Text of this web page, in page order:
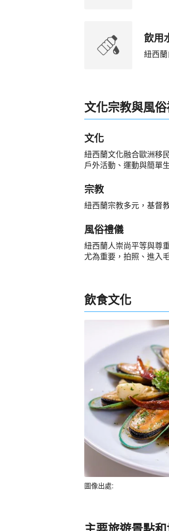
飲用
紐西
文化宗教與風
文化
紐西蘭文化融合歐洲移
戶外活動、運動與簡單
宗教
紐西蘭宗教多元，基督
風俗禮儀
紐西蘭人崇尚平等與尊
尤為重要，拍照、進入
飲食文化
圖像出處: